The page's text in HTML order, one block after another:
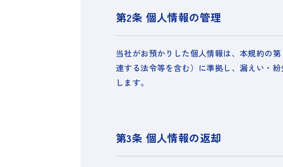
第2条 個人情報の管理
当社がお預かりした個人情報は、本規約の
連する法令等を含む）に準拠し、漏えい・
します。
第3条 個人情報の返却